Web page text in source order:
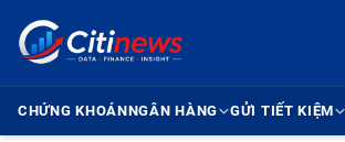
CHỨNG KHOÁNNGÂN HÀNG GỬI TIẾT KIỆM